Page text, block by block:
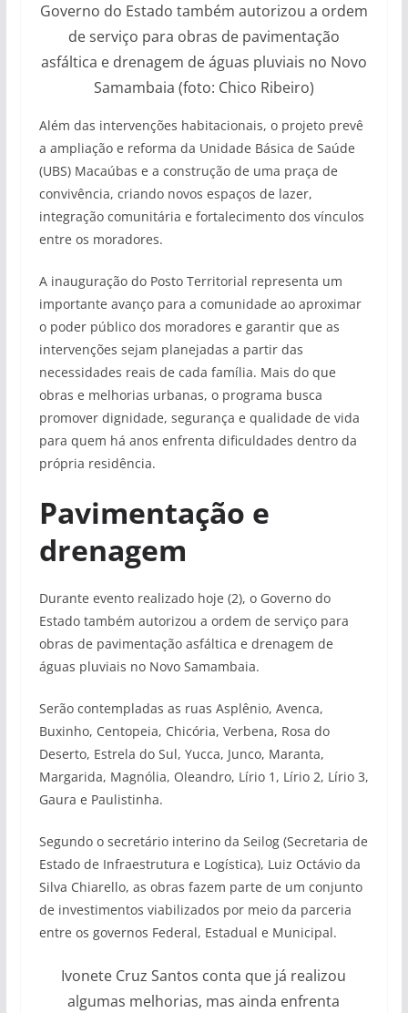
Governo do Estado também autorizou a ordem
de serviço para obras de pavimentação
asfáltica e drenagem de águas pluviais no Novo
Samambaia (foto: Chico Ribeiro)
Além das intervenções habitacionais, o projeto prevê
a ampliação e reforma da Unidade Básica de Saúde
(UBS) Macaúbas e a construção de uma praça de
convivência, criando novos espaços de lazer,
integração comunitária e fortalecimento dos vínculos
entre os moradores.
A inauguração do Posto Territorial representa um
importante avanço para a comunidade ao aproximar
o poder público dos moradores e garantir que as
intervenções sejam planejadas a partir das
necessidades reais de cada família. Mais do que
obras e melhorias urbanas, o programa busca
promover dignidade, segurança e qualidade de vida
para quem há anos enfrenta dificuldades dentro da
própria residência.
Pavimentação e
drenagem
Durante evento realizado hoje (2), o Governo do
Estado também autorizou a ordem de serviço para
obras de pavimentação asfáltica e drenagem de
águas pluviais no Novo Samambaia.
Serão contempladas as ruas Asplênio, Avenca,
Buxinho, Centopeia, Chicória, Verbena, Rosa do
Deserto, Estrela do Sul, Yucca, Junco, Maranta,
Margarida, Magnólia, Oleandro, Lírio 1, Lírio 2, Lírio 3,
Gaura e Paulistinha.
Segundo o secretário interino da Seilog (Secretaria de
Estado de Infraestrutura e Logística), Luiz Octávio da
Silva Chiarello, as obras fazem parte de um conjunto
de investimentos viabilizados por meio da parceria
entre os governos Federal, Estadual e Municipal.
Ivonete Cruz Santos conta que já realizou
algumas melhorias, mas ainda enfrenta